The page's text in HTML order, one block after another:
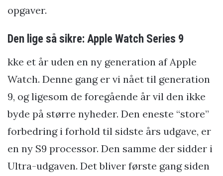
opgaver.
Den lige så sikre: Apple Watch Series 9
kke et år uden en ny generation af Apple
Watch. Denne gang er vi nået til generation
9, og ligesom de foregående år vil den ikke
byde på større nyheder. Den eneste “store”
forbedring i forhold til sidste års udgave, er
en ny S9 processor. Den samme der sidder i
Ultra-udgaven. Det bliver første gang siden